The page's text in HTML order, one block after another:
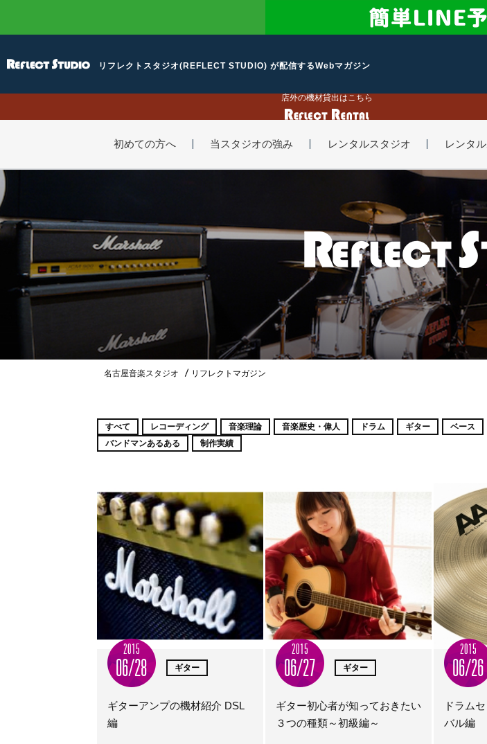
リフレクトスタジオ(REFLECT STUDIO) が配信するWebマガジン
店外の機材貸出はこちら
初めての方へ 当スタジオの強み レンタルスタジオ レンタ
名古屋音楽スタジオ リフレクトマガジン
すべて レコーディング 音楽理論 音楽歴史・偉人 ドラム ギター ベース
バンドマンあるある
制作実績
2015
06/28 ギター
ギターアンプの機材紹介 DSL
編
2015
06/27 ギター
ギター初心者が知っておきたい
３つの種類～初級編～
2015
06/26
ドラム
バル編